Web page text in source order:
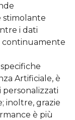
stimolante
i dati
continuamente
Artificiale, è
personalizzati
inoltre, grazie
è più